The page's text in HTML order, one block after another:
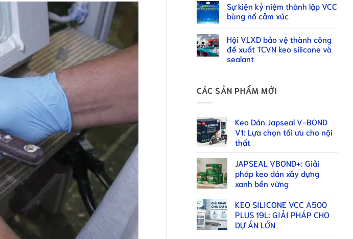
Sự kiện kỷ niệm thành lập VCC
bùng nổ cảm xúc
Hội VLXD bảo vệ thành công
đề xuất TCVN keo silicone và
sealant
CÁC SẢN PHẨM MỚI
Keo Dán Japseal V-BOND
V1: Lựa chọn tối ưu cho nội
thất
JAPSEAL VBOND+: Giải
pháp keo dán xây dựng
xanh bền vững
KEO SILICONE VCC A500
PLUS 19L: GIẢI PHÁP CHO
DỰ ÁN LỚN